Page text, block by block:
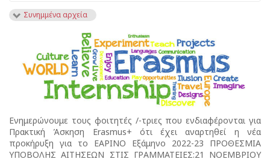
Συνημμένα αρχεία
Ενημερώνουμε τους φοιτητές /-τριες που ενδιαφέρονται για
Πρακτική Άσκηση Erasmus+ ότι έχει αναρτηθεί η νέα
προκήρυξη για το ΕΑΡΙΝΟ Εξάμηνο 2022-23 ΠΡΟΘΕΣΜΙΑ
ΥΠΟΒΟΛΗΣ ΑΙΤΗΣΕΩΝ ΣΤΙΣ ΓΡΑΜΜΑΤΕΙΕΣ:21 ΝΟΕΜΒΡΙΟΥ